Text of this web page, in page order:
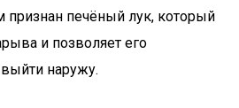
признан печёный лук, который
и позволяет его
наружу.